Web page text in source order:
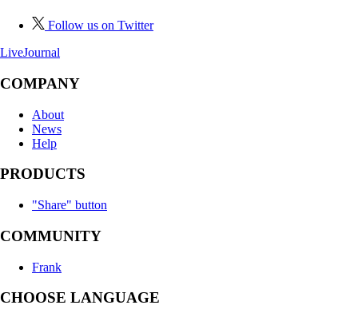
Follow us on Twitter
LiveJournal
COMPANY
About
News
Help
PRODUCTS
"Share" button
COMMUNITY
Frank
CHOOSE LANGUAGE